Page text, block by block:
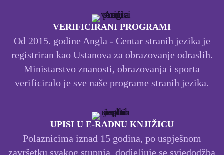
VERIFICIRANI PROGRAMI
Od 2015. godine Angla - Centar stranih jezika je
registriran kao Ustanova za obrazovanje odraslih.
Ministarstvo znanosti, obrazovanja i sporta
verificiralo je sve naše programe stranih jezika.
UPISI U E-RADNU KNJIŽICU
Polaznicima iznad 15 godina, po uspješnom
završetku svakog stupnja, dodjeljuje se svjedodžba